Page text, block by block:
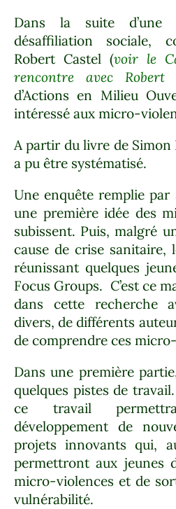
Dans la suite d’une
désaffiliation sociale,
Robert Castel (voir le
rencontre avec Robert
d’Actions en Milieu
intéressé aux micro-
A partir du livre de
a pu être systématisé.
Une enquête remplie
une première idée des
subissent. Puis, malgré
cause de crise
réunissant quelques
Focus Groups. C’est ce
dans cette recherche
divers, de différents
de comprendre ces
Dans une première
quelques pistes de
ce travail
développement de
projets innovants qui,
permettront aux jeunes
micro-violences et de
vulnérabilité.